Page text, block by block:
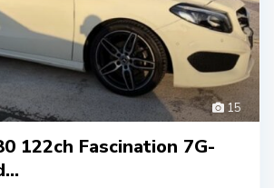
15
122ch Fascination 7G-